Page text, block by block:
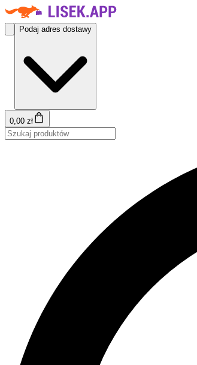
Podaj adres dostawy
0,00 zł